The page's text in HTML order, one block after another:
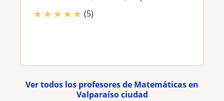
★★★★★ (5)
Ver todos los profesores de Matemáticas en
Valparaíso ciudad